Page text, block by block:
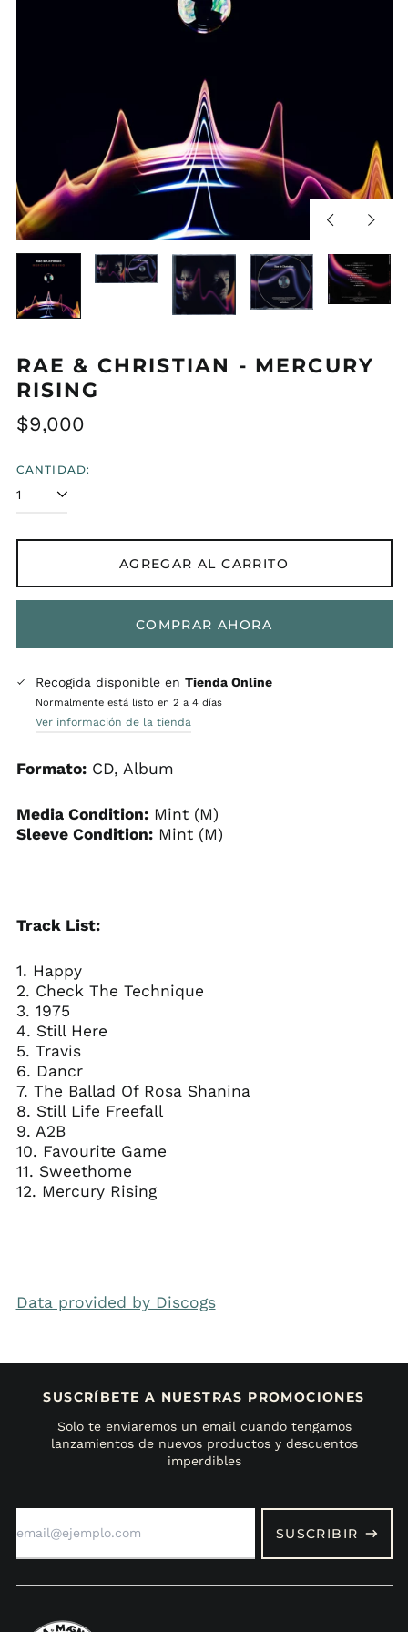
Diapositiva
RAE & CHRISTIAN - MERCURY
RISING
Precio
$9,000
CANTIDAD:
AGREGAR AL CARRITO
COMPRAR AHORA
Recogida disponible en Tienda Online
Normalmente está listo en 2 a 4 días
Ver información de la tienda
Formato:CD, Album
Media Condition:Mint (M)
Sleeve Condition:Mint (M)
Track List:
1. Happy
2. Check The Technique
3. 1975
4. Still Here
5. Travis
6. Dancr
7. The Ballad Of Rosa Shanina
8. Still Life Freefall
9. A2B
10. Favourite Game
11. Sweethome
12. Mercury Rising
Data provided by Discogs
SUSCRÍBETE A NUESTRAS PROMOCIONES
Solo te enviaremos un email cuando tengamos
lanzamientos de nuevos productos y descuentos
imperdibles
SUSCRIBIR